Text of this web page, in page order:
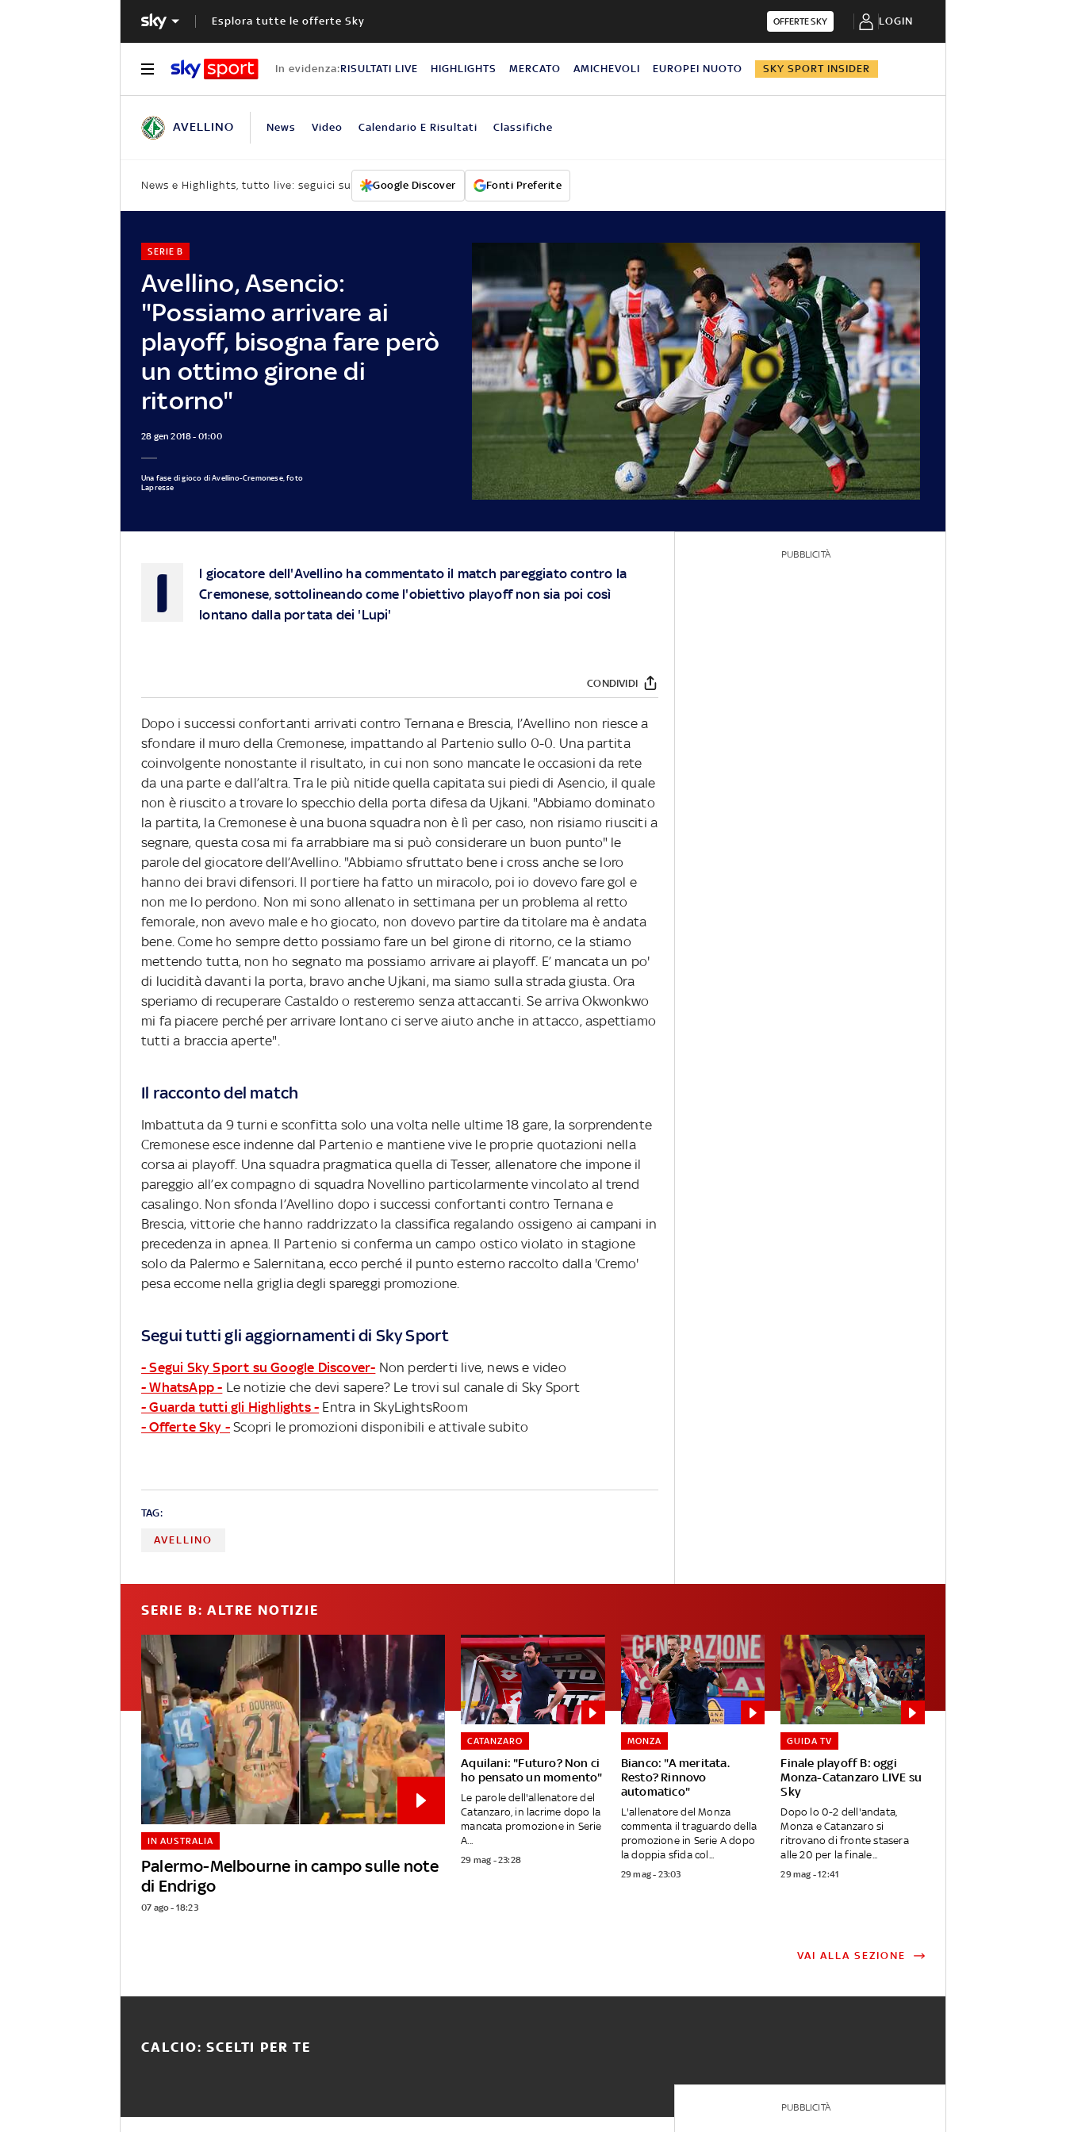
Esplora tutte le offerte Sky OFFERTE SKY LOGIN
In evidenza:RISULTATI LIVE HIGHLIGHTS MERCATO AMICHEVOLI EUROPEI NUOTO SKY SPORT INSIDER
AVELLINO News Video Calendario E Risultati Classifiche
News e Highlights, tutto live: seguici su Google Discover Fonti Preferite
Avellino, Asencio:
"Possiamo arrivare ai
playoff, bisogna fare però
un ottimo girone di
ritorno"
SERIE B
28 gen 2018 - 01:00
Una fase di gioco di Avellino-Cremonese, foto
Lapresse
I
l giocatore dell'Avellino ha commentato il match pareggiato contro la
Cremonese, sottolineando come l'obiettivo playoff non sia poi così
lontano dalla portata dei 'Lupi'
CONDIVIDI
Dopo i successi confortanti arrivati contro Ternana e Brescia, l’Avellino non riesce a
sfondare il muro della Cremonese, impattando al Partenio sullo 0-0. Una partita
coinvolgente nonostante il risultato, in cui non sono mancate le occasioni da rete
da una parte e dall’altra. Tra le più nitide quella capitata sui piedi di Asencio, il quale
non è riuscito a trovare lo specchio della porta difesa da Ujkani. "Abbiamo dominato
la partita, la Cremonese è una buona squadra non è lì per caso, non risiamo riusciti a
segnare, questa cosa mi fa arrabbiare ma si può considerare un buon punto" le
parole del giocatore dell’Avellino. "Abbiamo sfruttato bene i cross anche se loro
hanno dei bravi difensori. Il portiere ha fatto un miracolo, poi io dovevo fare gol e
non me lo perdono. Non mi sono allenato in settimana per un problema al retto
femorale, non avevo male e ho giocato, non dovevo partire da titolare ma è andata
bene. Come ho sempre detto possiamo fare un bel girone di ritorno, ce la stiamo
mettendo tutta, non ho segnato ma possiamo arrivare ai playoff. E’ mancata un po'
di lucidità davanti la porta, bravo anche Ujkani, ma siamo sulla strada giusta. Ora
speriamo di recuperare Castaldo o resteremo senza attaccanti. Se arriva Okwonkwo
mi fa piacere perché per arrivare lontano ci serve aiuto anche in attacco, aspettiamo
tutti a braccia aperte".
Il racconto del match
Imbattuta da 9 turni e sconfitta solo una volta nelle ultime 18 gare, la sorprendente
Cremonese esce indenne dal Partenio e mantiene vive le proprie quotazioni nella
corsa ai playoff. Una squadra pragmatica quella di Tesser, allenatore che impone il
pareggio all’ex compagno di squadra Novellino particolarmente vincolato al trend
casalingo. Non sfonda l’Avellino dopo i successi confortanti contro Ternana e
Brescia, vittorie che hanno raddrizzato la classifica regalando ossigeno ai campani in
precedenza in apnea. Il Partenio si conferma un campo ostico violato in stagione
solo da Palermo e Salernitana, ecco perché il punto esterno raccolto dalla 'Cremo'
pesa eccome nella griglia degli spareggi promozione.
Segui tutti gli aggiornamenti di Sky Sport
- Segui Sky Sport su Google Discover- Non perderti live, news e video
- WhatsApp - Le notizie che devi sapere? Le trovi sul canale di Sky Sport
- Guarda tutti gli Highlights - Entra in SkyLightsRoom
- Offerte Sky - Scopri le promozioni disponibili e attivale subito
TAG:
AVELLINO
PUBBLICITÀ
SERIE B: ALTRE NOTIZIE
Palermo-Melbourne in campo sulle note
di Endrigo
IN AUSTRALIA
07 ago - 18:23
Aquilani: "Futuro? Non ci
ho pensato un momento"
CATANZARO
Le parole dell'allenatore del
Catanzaro, in lacrime dopo la
mancata promozione in Serie
A...
29 mag - 23:28
Bianco: "A meritata.
Resto? Rinnovo
automatico"
MONZA
L'allenatore del Monza
commenta il traguardo della
promozione in Serie A dopo
la doppia sfida col...
29 mag - 23:03
Finale playoff B: oggi
Monza-Catanzaro LIVE su
Sky
GUIDA TV
Dopo lo 0-2 dell'andata,
Monza e Catanzaro si
ritrovano di fronte stasera
alle 20 per la finale...
29 mag - 12:41
VAI ALLA SEZIONE
CALCIO: SCELTI PER TE
PUBBLICITÀ